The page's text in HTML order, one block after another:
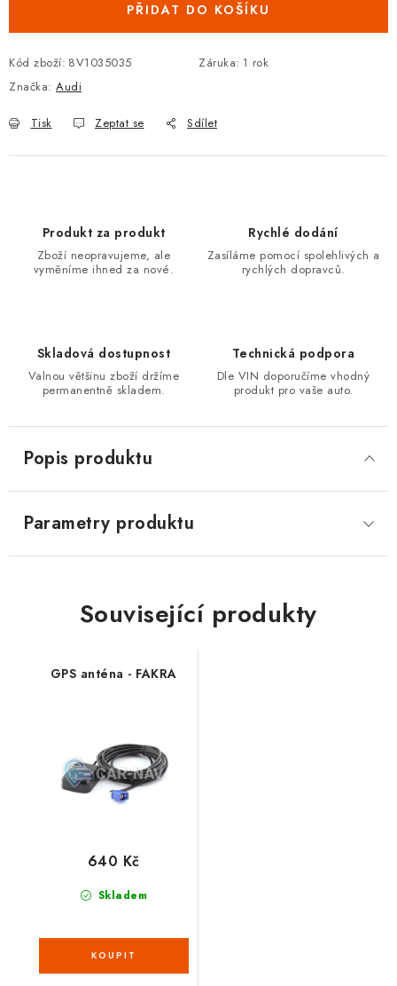
PŘIDAT DO KOŠÍKU
Kód zboží: 8V1035035 Záruka: 1 rok
Značka: Audi
Tisk Zeptat se Sdílet
Produkt za produkt
Zboží neopravujeme, ale
vyměníme ihned za nové.
Rychlé dodání
Zasíláme pomocí spolehlivých a
rychlých dopravců.
Skladová dostupnost
Valnou většinu zboží držíme
permanentně skladem.
Technická podpora
Dle VIN doporučíme vhodný
produkt pro vaše auto.
Popis produktu
Parametry produktu
Související produkty
GPS anténa - FAKRA
Skladem
640 Kč